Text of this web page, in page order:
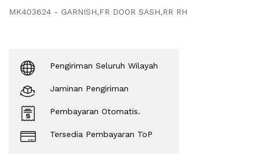
MK403624 - GARNISH,FR DOOR SASH,RR RH
Pengiriman Seluruh Wilayah
Jaminan Pengiriman
Pembayaran Otomatis.
Tersedia Pembayaran ToP